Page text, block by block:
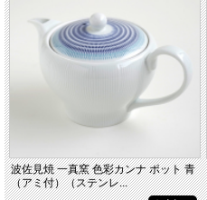
波佐見焼 一真窯 色彩カンナ ポット 青
（アミ付）（ステンレ...